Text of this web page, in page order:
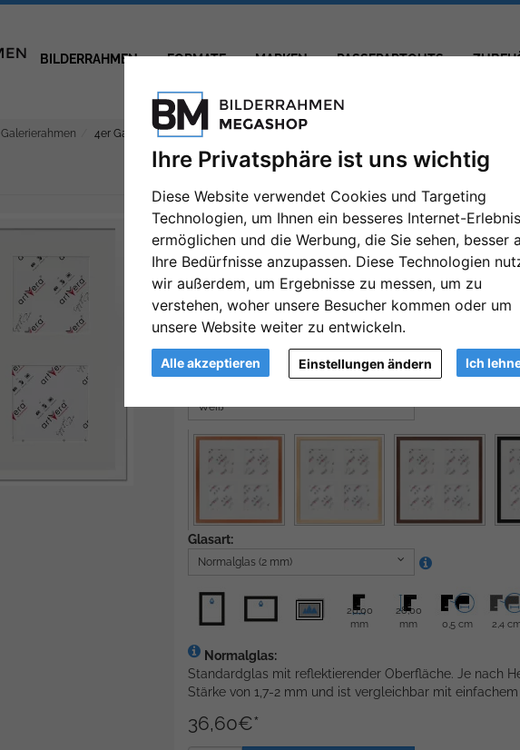
Ihre Privatsphäre ist uns wichtig
Diese Website verwendet Cookies und Targeting
Technologien, um Ihnen ein besseres Internet-
ermöglichen und die Werbung, die Sie sehen, besser
Ihre Bedürfnisse anzupassen. Diese Technologien
wir außerdem, um Ergebnisse zu messen, um zu
verstehen, woher unsere Besucher kommen oder um
unsere Website weiter zu entwickeln.
Alle akzeptieren Ich
Einstellungen ändern
BILDERRAHMEN FORMATE MARKEN PASSEPARTOUTS
Galerierahmen 4er Galerierahmen Lund in 40x40 cm für 13x13 cm
Weiter
4er Galerierahmen Lund in 40x40
40x40 cm (4x13x13 cm) | Weiß |
Artikelnummer: AVE-G860001040040N42
Format:
40x40 cm (4x13x13 cm)
Weiß
Glasart:
Normalglas (2 mm)
20,00
mm
28,00
mm
0,5 cm 2,4
Normalglas:
Standardglas mit reflektierender Oberfläche. Je nach
Stärke von 1,7-2 mm und ist vergleichbar mit einfachem
36,60€*